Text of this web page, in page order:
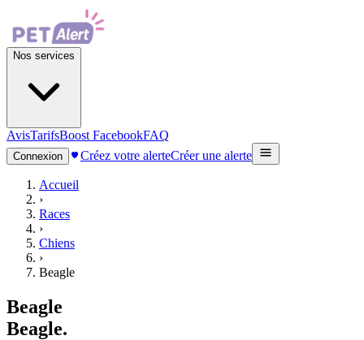
Nos services
AvisTarifsBoost FacebookFAQ
Connexion Créez votre alerteCréer une alerte
Accueil
›
Races
›
Chiens
›
Beagle
Beagle
Beagle.